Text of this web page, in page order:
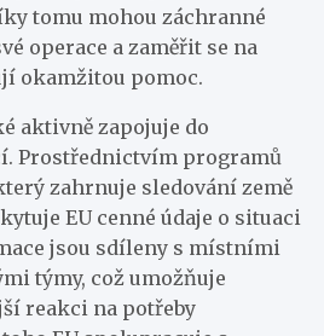
tomu mohou záchranné
operace a zaměřit se na
okamžitou pomoc.
aktivně zapojuje do
Prostřednictvím programů
zahrnuje sledování země
EU cenné údaje o situaci
jsou sdíleny s místními
týmy, což umožňuje
reakci na potřeby